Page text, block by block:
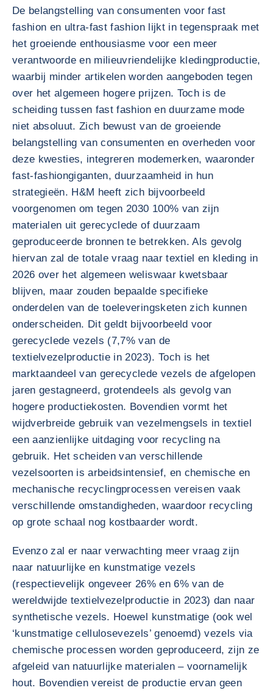
De belangstelling van consumenten voor fast
fashion en ultra-fast fashion lijkt in tegenspraak met
het groeiende enthousiasme voor een meer
verantwoorde en milieuvriendelijke kledingproductie,
waarbij minder artikelen worden aangeboden tegen
over het algemeen hogere prijzen. Toch is de
scheiding tussen fast fashion en duurzame mode
niet absoluut. Zich bewust van de groeiende
belangstelling van consumenten en overheden voor
deze kwesties, integreren modemerken, waaronder
fast-fashiongiganten, duurzaamheid in hun
strategieën. H&M heeft zich bijvoorbeeld
voorgenomen om tegen 2030 100% van zijn
materialen uit gerecyclede of duurzaam
geproduceerde bronnen te betrekken. Als gevolg
hiervan zal de totale vraag naar textiel en kleding in
2026 over het algemeen weliswaar kwetsbaar
blijven, maar zouden bepaalde specifieke
onderdelen van de toeleveringsketen zich kunnen
onderscheiden. Dit geldt bijvoorbeeld voor
gerecyclede vezels (7,7% van de
textielvezelproductie in 2023). Toch is het
marktaandeel van gerecyclede vezels de afgelopen
jaren gestagneerd, grotendeels als gevolg van
hogere productiekosten. Bovendien vormt het
wijdverbreide gebruik van vezelmengsels in textiel
een aanzienlijke uitdaging voor recycling na
gebruik. Het scheiden van verschillende
vezelsoorten is arbeidsintensief, en chemische en
mechanische recyclingprocessen vereisen vaak
verschillende omstandigheden, waardoor recycling
op grote schaal nog kostbaarder wordt.
Evenzo zal er naar verwachting meer vraag zijn
naar natuurlijke en kunstmatige vezels
(respectievelijk ongeveer 26% en 6% van de
wereldwijde textielvezelproductie in 2023) dan naar
synthetische vezels. Hoewel kunstmatige (ook wel
‘kunstmatige cellulosevezels’ genoemd) vezels via
chemische processen worden geproduceerd, zijn ze
afgeleid van natuurlijke materialen – voornamelijk
hout. Bovendien vereist de productie ervan geen